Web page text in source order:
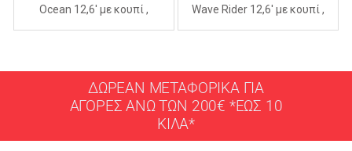
Ocean 12,6′ με κουπί ,
Wave Rider 12,6′ με κουπί ,
ΔΩΡΕΑΝ ΜΕΤΑΦΟΡΙΚΑ ΓΙΑ
ΑΓΟΡΕΣ ΑΝΩ ΤΩΝ 200€ *ΕΩΣ 10
ΚΙΛΑ*